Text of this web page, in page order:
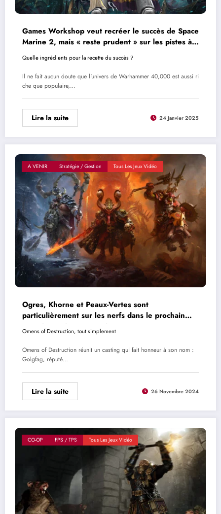
Games Workshop veut recréer le succès de Space
Marine 2, mais « reste prudent » sur les pistes à
suivre
Quelle ingrédients pour la recette du succès ?
Il ne fait aucun doute que l'univers de Warhammer 40,000 est aussi ri
che que populaire,…
Lire la suite 24 Janvier 2025
A VENIR Stratégie / Gestion Tous Les Jeux Vidéo
Ogres, Khorne et Peaux-Vertes sont
particulièrement sur les nerfs dans le prochain
DLC de Total War : Warhammer 3
Omens of Destruction, tout simplement
Omens of Destruction réunit un casting qui fait honneur à son nom :
Golgfag, réputé…
Lire la suite 26 Novembre 2024
CO-OP FPS / TPS Tous Les Jeux Vidéo